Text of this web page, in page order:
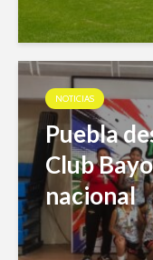
NOTICIAS
Puebla
Club
nacional